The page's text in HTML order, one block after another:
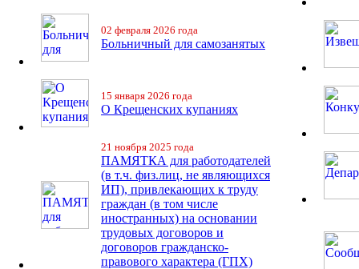
02 февраля 2026 года
Больничный для самозанятых
15 января 2026 года
О Крещенских купаниях
21 ноября 2025 года
ПАМЯТКА для работодателей
(в т.ч. физ.лиц, не являющихся
ИП), привлекающих к труду
граждан (в том числе
иностранных) на основании
трудовых договоров и
договоров гражданско-
правового характера (ГПХ)